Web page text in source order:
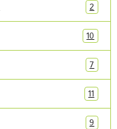
2
10
7
11
9